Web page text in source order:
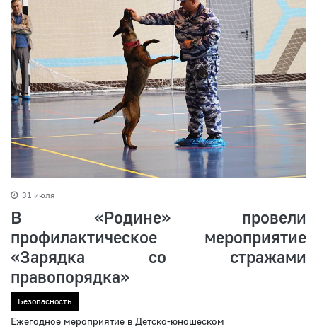
31 июля
В «Родине» провели
профилактическое мероприятие
«Зарядка со стражами
правопорядка»
Безопасность
Ежегодное мероприятие в Детско-юношеском